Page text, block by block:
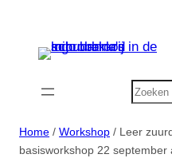
Zoeken
Home / Workshop / Leer
basisworkshop 22 september